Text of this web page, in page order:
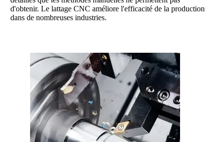
d'obtenir. Le lattage CNC améliore l'efficacité de la production
dans de nombreuses industries.